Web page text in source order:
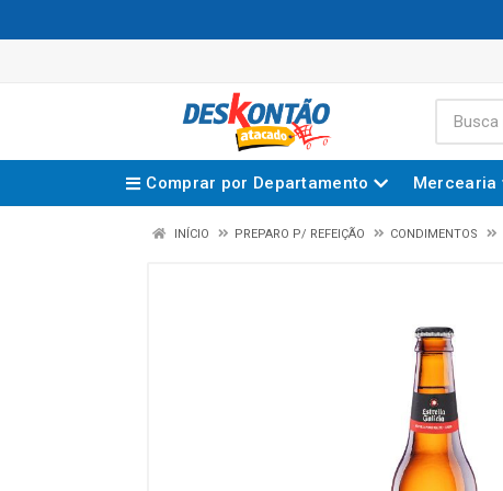
Comprar por Departamento Mercearia
INÍCIO PREPARO P/ REFEIÇÃO CONDIMENTOS